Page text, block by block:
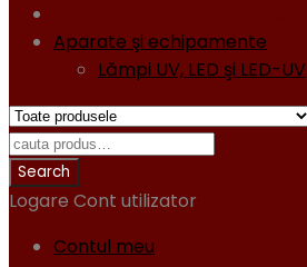
Aparate şi echipamente
Lămpi UV, LED şi LED-UV
Logare Cont utilizator
Contul meu